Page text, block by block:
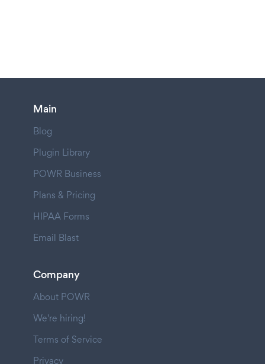
Main
Blog
Plugin Library
POWR Business
Plans & Pricing
HIPAA Forms
Email Blast
Company
About POWR
We're hiring!
Terms of Service
Privacy